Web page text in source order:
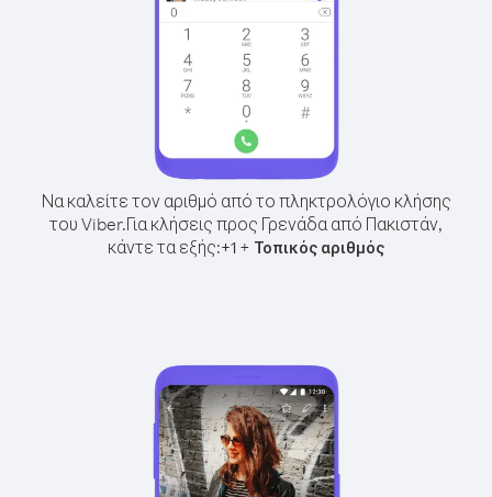
Να καλείτε τον αριθμό από το πληκτρολόγιο κλήσης
του Viber.Για κλήσεις προς Γρενάδα από Πακιστάν,
κάντε τα εξής:+1 + Τοπικός αριθμός